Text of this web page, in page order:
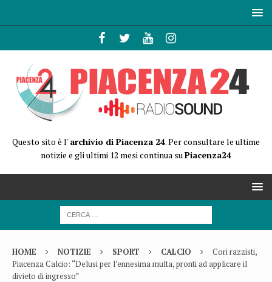
Questo sito è l'archivio di Piacenza 24. Per consultare le ultime
notizie e gli ultimi 12 mesi continua suPiacenza24
HOME NOTIZIE SPORT CALCIO
Cori razzisti,
Piacenza Calcio: “Delusi per l’ennesima multa, pronti ad applicare il
divieto di ingresso”